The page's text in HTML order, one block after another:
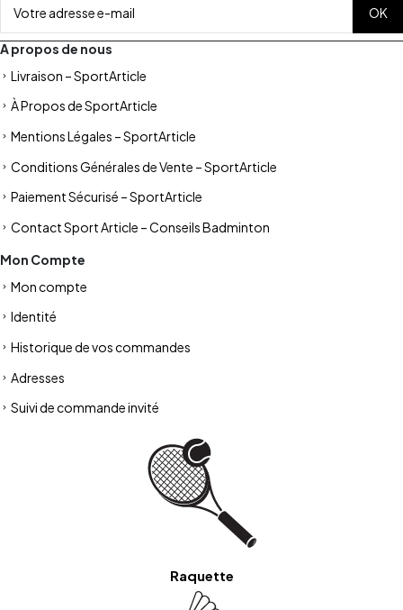
A propos de nous
Livraison – SportArticle
À Propos de SportArticle
Mentions Légales – SportArticle
Conditions Générales de Vente – SportArticle
Paiement Sécurisé – SportArticle
Contact Sport Article – Conseils Badminton
Mon Compte
Mon compte
Identité
Historique de vos commandes
Adresses
Suivi de commande invité
Raquette